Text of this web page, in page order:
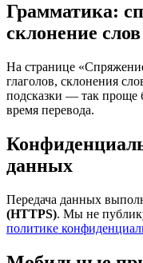
Грамматика:
склонение слов
На странице
глаголов, склонения
подсказки — так проще
время перевода.
данных
Передача данных
(HTTPS). Мы не
политике